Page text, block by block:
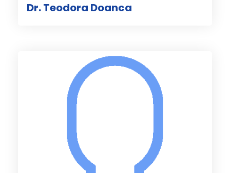
Dr. Teodora Doanca